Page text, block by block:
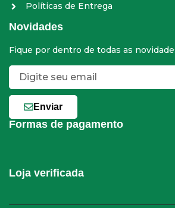
Políticas de Entrega
Novidades
Fique por dentro de todas as
Enviar
Formas de pagamento
Loja verificada